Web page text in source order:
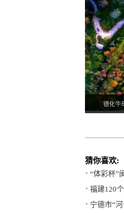
德化牛
猜你喜欢:
“体彩杯”
福建120
宁德市“